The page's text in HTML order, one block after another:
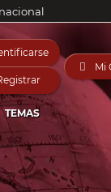
 Mi
TEMAS